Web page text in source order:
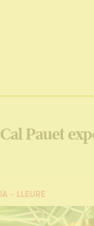
Pauet
- LLEURE